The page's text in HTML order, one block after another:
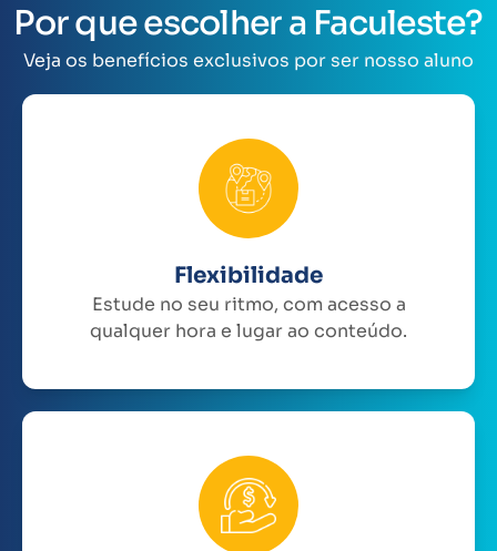
Por que escolher a Faculeste?
Veja os benefícios exclusivos por ser nosso aluno
Flexibilidade
Estude no seu ritmo, com acesso a
qualquer hora e lugar ao conteúdo.